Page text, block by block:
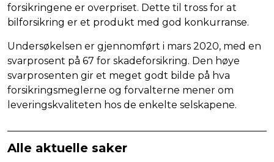
forsikringene er overpriset. Dette til tross for at
bilforsikring er et produkt med god konkurranse.
Undersøkelsen er gjennomført i mars 2020, med en
svarprosent på 67 for skadeforsikring. Den høye
svarprosenten gir et meget godt bilde på hva
forsikringsmeglerne og forvalterne mener om
leveringskvaliteten hos de enkelte selskapene.
Alle aktuelle saker